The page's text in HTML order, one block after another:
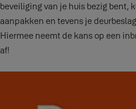
beveiliging van je huis bezig bent,
aanpakken en tevens je
Hiermee neemt de kans op een
af!